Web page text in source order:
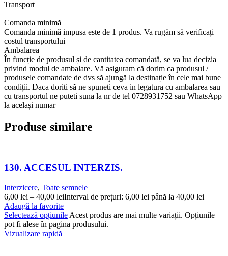
Transport
Comanda minimă
Comanda minimă impusa este de 1 produs. Va rugăm să verificați
costul transportului
Ambalarea
În funcție de produsul și de cantitatea comandată, se va lua decizia
privind modul de ambalare. Vă asiguram că dorim ca produsul /
produsele comandate de dvs să ajungă la destinație în cele mai bune
condiții. Daca doriti să ne spuneti ceva in legatura cu ambalarea sau
cu transportul ne puteti suna la nr de tel 0728931752 sau WhatsApp
la același numar
Produse similare
130. ACCESUL INTERZIS.
Interzicere, Toate semnele
6,00 lei – 40,00 leiInterval de prețuri: 6,00 lei până la 40,00 lei
Adaugă la favorite
Selectează opțiunile Acest produs are mai multe variații. Opțiunile
pot fi alese în pagina produsului.
Vizualizare rapidă